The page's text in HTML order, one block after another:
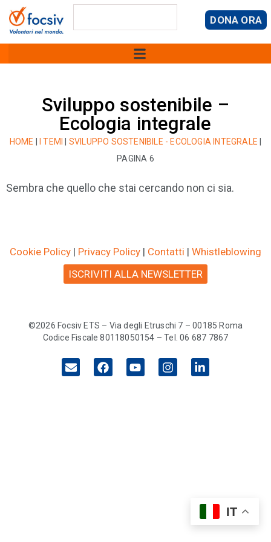
DONA ORA
Sviluppo sostenibile –
Ecologia integrale
HOME I TEMI SVILUPPO SOSTENIBILE - ECOLOGIA INTEGRALE
PAGINA 6
Sembra che quello che stai cercando non ci sia.
Cookie Policy | Privacy Policy | Contatti | Whistleblowing
ISCRIVITI ALLA NEWSLETTER
©2026 Focsiv ETS – Via degli Etruschi 7 – 00185 Roma
Codice Fiscale 80118050154 – Tel. 06 687 7867
IT